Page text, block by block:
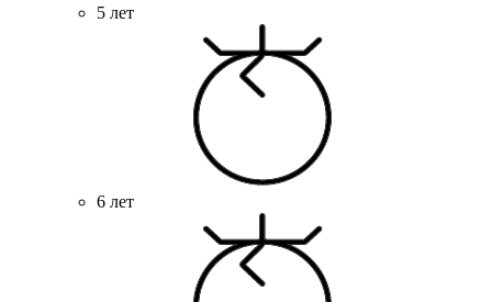
5 лет
6 лет